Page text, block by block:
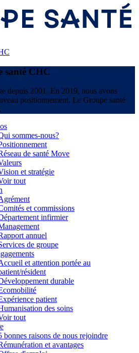
santé CHC
depuis 2001. En 2019, nous avons
positionnement. Le Groupe santé
sommes-nous?
de santé Move
et stratégie
tout
et commissions
infirmier
annuel
de groupe
et attention portée au
résident
durable
patient
des soins
tout
bonnes raisons de nous rejoindre
et avantages